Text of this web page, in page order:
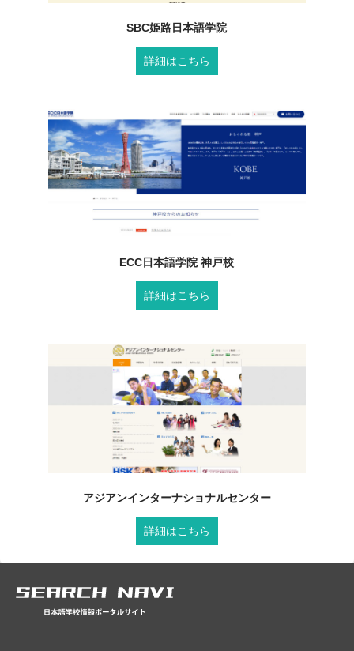
SBC姫路日本語学院
詳細はこちら
ECC日本語学院 神戸校
詳細はこちら
アジアンインターナショナルセンター
詳細はこちら